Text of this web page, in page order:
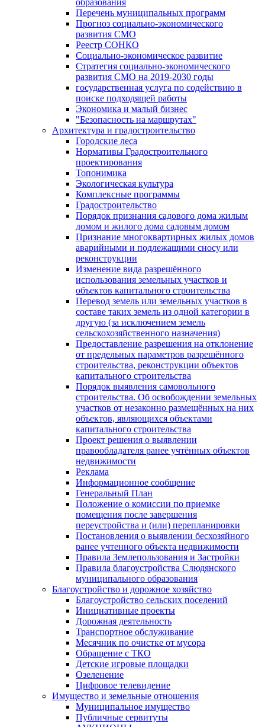
образования
Перечень муниципальных программ
Прогноз социально-экономического
развития СМО
Реестр СОНКО
Социально-экономическое развитие
Стратегия социально-экономического
развития СМО на 2019-2030 годы
государственная услуга по содействию в
поиске подходящей работы
Экономика и малый бизнес
"Безопасность на маршрутах"
Архитектура и градостроительство
Городские леса
Нормативы Градостроительного
проектирования
Топонимика
Экологическая культура
Комплексные программы
Градостроительство
Порядок признания садового дома жилым
домом и жилого дома садовым домом
Признание многоквартирных жилых домов
аварийными и подлежащими сносу или
реконструкции
Изменение вида разрешённого
использования земельных участков и
объектов капитального строительства
Перевод земель или земельных участков в
составе таких земель из одной категории в
другую (за исключением земель
сельскохозяйственного назначения)
Предоставление разрешения на отклонение
от предельных параметров разрешённого
строительства, реконструкции объектов
капитального строительства
Порядок выявления самовольного
строительства. Об освобождении земельных
участков от незаконно размещённых на них
объектов, являющихся объектами
капитального строительства
Проект решения о выявлении
правообладателя ранее учтённых объектов
недвижимости
Реклама
Информационное сообщение
Генеральный План
Положение о комиссии по приемке
помещения после завершения
переустройства и (или) перепланировки
Постановления о выявлении бесхозяйного
ранее учтенного объекта недвижимости
Правила Землепользования и Застройки
Правила благоустройства Слюдянского
муниципального образования
Благоустройство и дорожное хозяйство
Благоустройство сельских поселений
Инициативные проекты
Дорожная деятельность
Транспортное обслуживание
Месячник по очистке от мусора
Обращение с ТКО
Детские игровые площадки
Озеленение
Цифровое телевидение
Имущество и земельные отношения
Муниципальное имущество
Публичные сервитуты